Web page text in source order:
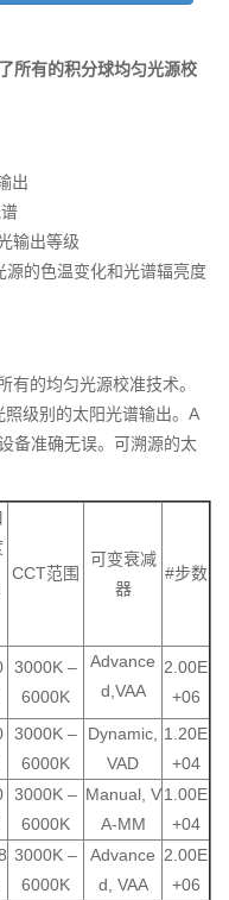
所有的积分球均匀光源校
出
输出等级
的色温变化和光谱辐亮度
有的均匀光源校准技术。
级别的太阳光谱输出。A
备准确无误。可溯源的太
CCT范围
可变衰减
器
#步数
3000K –
6000K
Advance
d,VAA
2.00E
+06
3000K –
6000K
Dynamic,
VAD
1.20E
+04
3000K –
6000K
Manual, V
A-MM
1.00E
+04
3000K –
6000K
Advance
d, VAA
2.00E
+06